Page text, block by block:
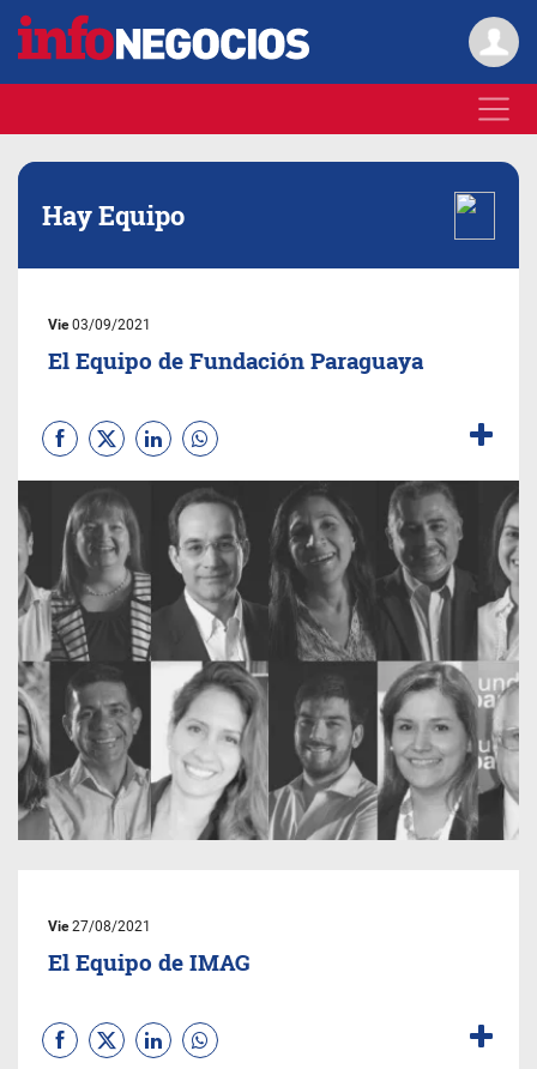
Hay Equipo
Vie03/09/2021
El Equipo de Fundación Paraguaya
Vie27/08/2021
El Equipo de IMAG